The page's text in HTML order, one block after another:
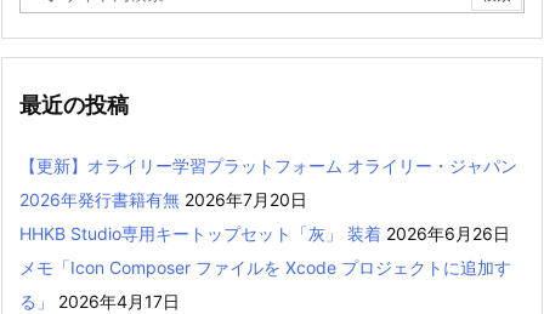
最近の投稿
【更新】オライリー学習プラットフォーム オライリー・ジャパン
2026年発行書籍有無 2026年7月20日
HHKB Studio専用キートップセット「灰」 装着 2026年6月26日
メモ「Icon Composer ファイルを Xcode プロジェクトに追加す
る」
2026年4月17日